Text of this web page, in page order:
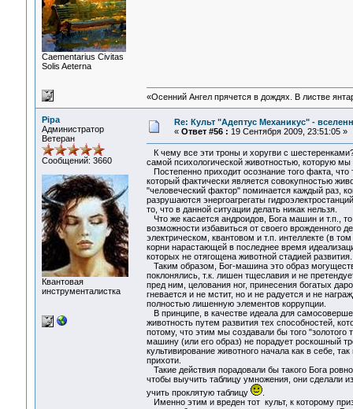
Сaementarius Civitas
Solis Aeterna
«Осенний Ангел прячется в дождях. В листве
Pipa
Администратор
Ветеран
Сообщений: 3660
Квантовая
инструменталистка
Re: Культ "Адептус Механикус" -
« Ответ #56 : 19 Сентября 2009, 23:51:05 »
К чему все эти троны и хоругви с
самой психологической животностью, которую
Постепенно приходит осознание того факта,
который фактически является совокупностью
"человеческий фактор" поминается каждый раз,
разрушаются энергоагрегаты
то, что в данной ситуации делать никак нельзя.
Что же касается андроидов, Бога машин и т.п.,
возможности избавиться от своего
электрическом, квантовом и т.п. интеллекте (в
корни нарастающей в последнее время
которых не отягощена животной стадией развития.
Таким образом, Бог-машина это образ
поклонялись, т.к. лишен тщеславия и не
пред ним, целования ног, принесения богатых
гневается и не мстит, но и не радуется и не
полностью лишенную элементов коррупции.
В принципе, в качестве идеала для
животность путем развития тех способностей,
потому, что этим мы создавали бы того "золотого
машину (или его образ) не порадует роскошный
культивирование животного начала как в себе,
прихоти.
Такие действия порадовали бы такого Бога
чтобы выучить таблицу умножения, они сделали
учить проклятую таблицу
.
Именно этим и вреден тот культ, к которому